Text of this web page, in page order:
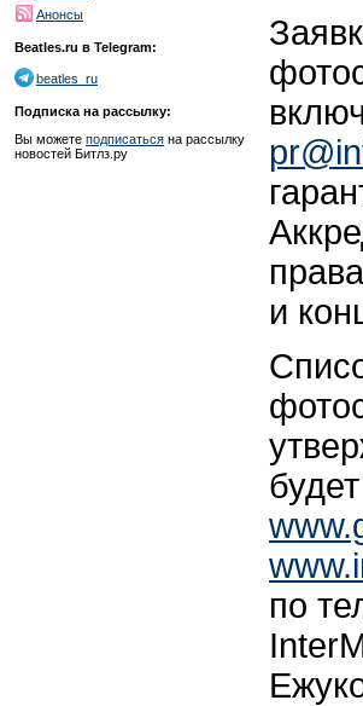
Анонсы
Beatles.ru в Telegram:
beatles_ru
Подписка на рассылку:
Вы можете подписаться на рассылку
новостей Битлз.ру
и
по